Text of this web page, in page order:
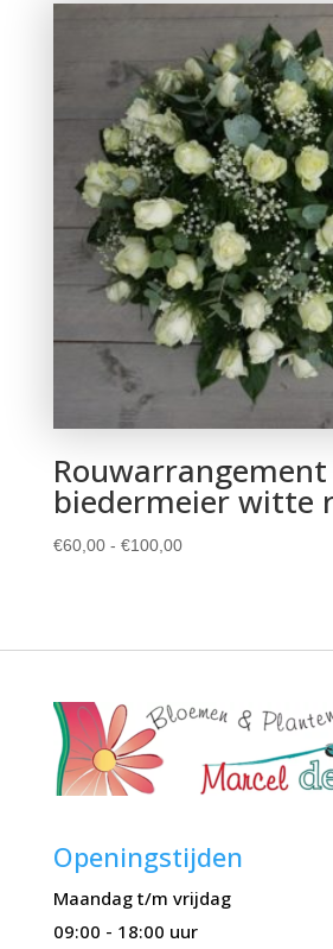
Rouwarrangement
biedermeier witte
€60,00 - €100,00Prijsklasse:
Openingstijden
Maandag t/m vrijdag
09:00 - 18:00 uur